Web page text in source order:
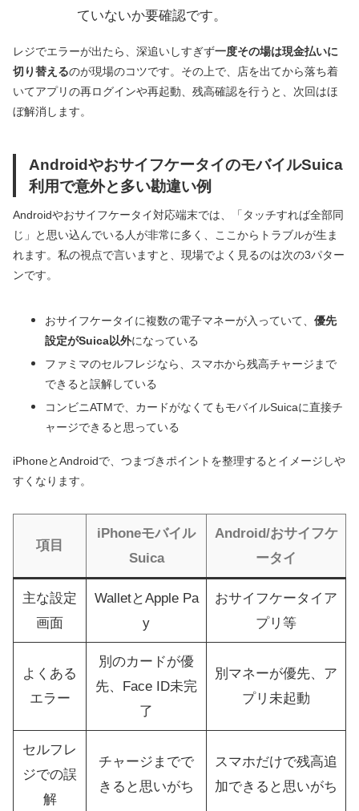
ていないか要確認です。
レジでエラーが出たら、深追いしすぎず一度その場は現金払いに
切り替えるのが現場のコツです。その上で、店を出てから落ち着
いてアプリの再ログインや再起動、残高確認を行うと、次回はほ
ぼ解消します。
AndroidやおサイフケータイのモバイルSuica
利用で意外と多い勘違い例
Androidやおサイフケータイ対応端末では、「タッチすれば全部同
じ」と思い込んでいる人が非常に多く、ここからトラブルが生ま
れます。私の視点で言いますと、現場でよく見るのは次の3パター
ンです。
おサイフケータイに複数の電子マネーが入っていて、 優先
設定がSuica以外になっている
ファミマのセルフレジなら、スマホから残高チャージまで
できると誤解している
コンビニATMで、カードがなくてもモバイルSuicaに直接チ
ャージできると思っている
iPhoneとAndroidで、つまづきポイントを整理するとイメージしや
すくなります。
項目
iPhoneモバイル
Suica
Android/おサイフケ
ータイ
主な設定
画面
WalletとApple Pa
y
おサイフケータイア
プリ等
よくある
エラー
別のカードが優
先、Face ID未完
了
別マネーが優先、ア
プリ未起動
セルフレ
ジでの誤
解
チャージまでで
きると思いがち
スマホだけで残高追
加できると思いがち